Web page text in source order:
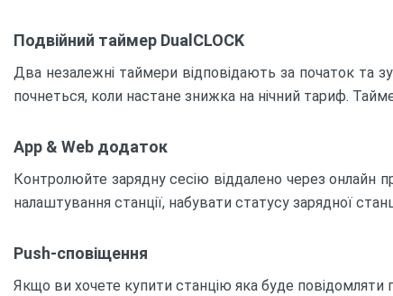
Подвійний таймер DualCLOCK
Два незалежні таймери відповідають за початок та
почнеться, коли настане знижка на нічний тариф.
App & Web додаток
Контролюйте зарядну сесію віддалено через онлайн
налаштування станції, набувати статусу зарядної
Push-сповіщення
Якщо ви хочете купити станцію яка буде повідомляти